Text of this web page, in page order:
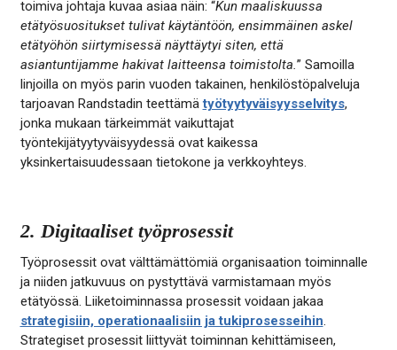
toimiva johtaja kuvaa asiaa näin: “Kun maaliskuussa
etätyösuositukset tulivat käytäntöön, ensimmäinen askel
etätyöhön siirtymisessä näyttäytyi siten, että
asiantuntijamme hakivat laitteensa toimistolta.” Samoilla
linjoilla on myös parin vuoden takainen, henkilöstöpalveluja
tarjoavan Randstadin teettämätyötyytyväisyysselvitys,
jonka mukaan tärkeimmät vaikuttajat
työntekijätyytyväisyydessä ovat kaikessa
yksinkertaisuudessaan tietokone ja verkkoyhteys.
2. Digitaaliset työprosessit
Työprosessit ovat välttämättömiä organisaation toiminnalle
ja niiden jatkuvuus on pystyttävä varmistamaan myös
etätyössä. Liiketoiminnassa prosessit voidaan jakaa
strategisiin, operationaalisiin ja tukiprosesseihin.
Strategiset prosessit liittyvät toiminnan kehittämiseen,